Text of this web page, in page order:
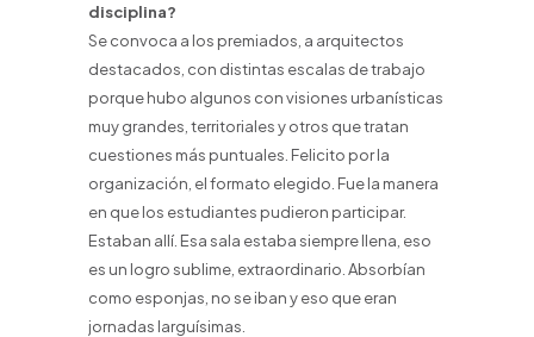
disciplina?
Se convoca a los premiados, a arquitectos
destacados, con distintas escalas de trabajo
porque hubo algunos con visiones urbanísticas
muy grandes, territoriales y otros que tratan
cuestiones más puntuales. Felicito por la
organización, el formato elegido. Fue la manera
en que los estudiantes pudieron participar.
Estaban allí. Esa sala estaba siempre llena, eso
es un logro sublime, extraordinario. Absorbían
como esponjas, no se iban y eso que eran
jornadas larguísimas.